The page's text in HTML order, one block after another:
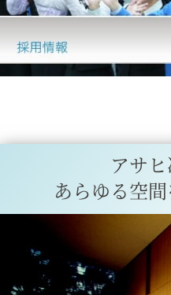
アサヒ
あらゆる空間